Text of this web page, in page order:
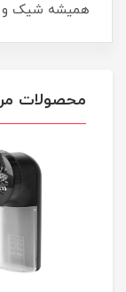
همیشه شیک و
محصولات